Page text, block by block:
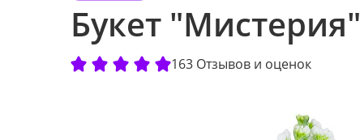
Букет "Мистерия"
163 Отзывов и оценок